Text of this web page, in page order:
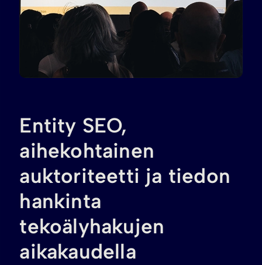
Entity SEO,
aihekohtainen
auktoriteetti ja tiedon
hankinta
tekoälyhakujen
aikakaudella